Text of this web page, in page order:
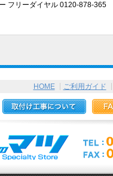
フリーダイヤル 0120-878-365
HOME ご利用ガイド